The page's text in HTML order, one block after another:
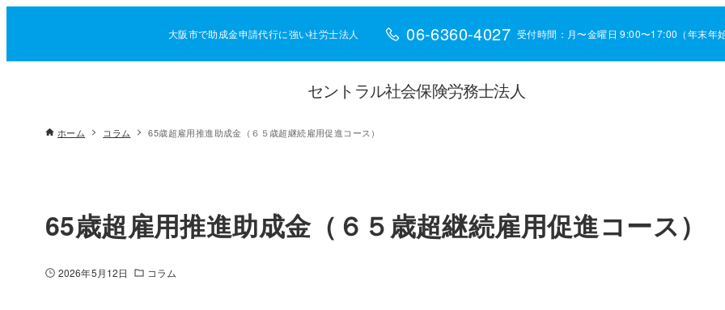
大阪市で助成金申請代行に強い社労士法人 06-6360-4027 受付時間：月〜金曜日 9:00〜17:00（年末年
セントラル社会保険労務士法人
ホーム コラム 65歳超雇用推進助成金（６５歳超継続雇用促進コース）
65歳超雇用推進助成金（６５歳超継続雇用促進コース）
2026年5月12日 コラム